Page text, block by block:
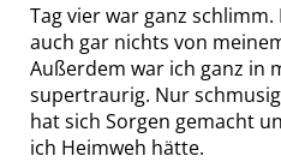
Tag vier war ganz
auch gar nichts von
Außerdem war ich ganz in
supertraurig. Nur
hat sich Sorgen gemacht
ich Heimweh hätte.